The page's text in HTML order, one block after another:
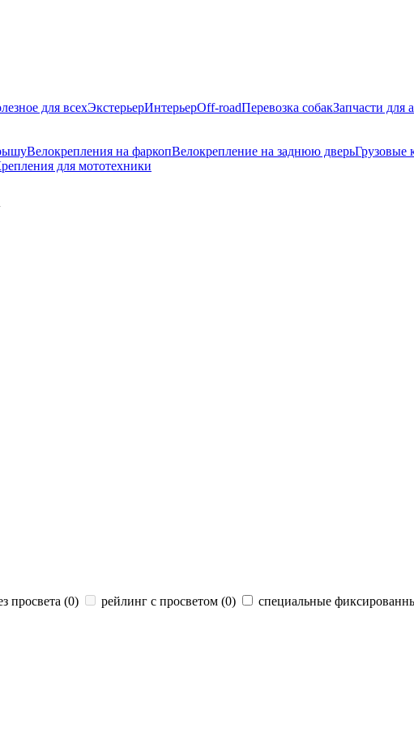
для всехЭкстерьерИнтерьерOff-roadПеревозка собакЗапчасти для
Велокрепления на фаркопВелокрепление на заднюю дверьГрузовые
для мототехники
просвета (0) рейлинг с просветом (0) специальные